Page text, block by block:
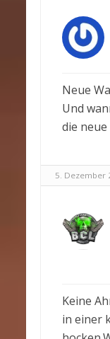
Neue
Und
die neue
5. Dezember
Keine
in einer